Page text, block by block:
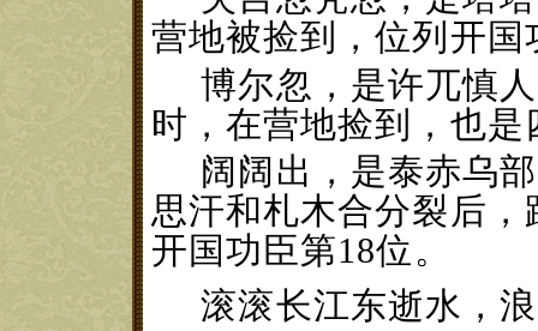
营地被捡到，位列开国
博尔忽，是许兀慎
时，在营地捡到，也是
阔阔出，是泰赤乌
思汗和札木合分裂后
开国功臣第18位。
滚滚长江东逝水，